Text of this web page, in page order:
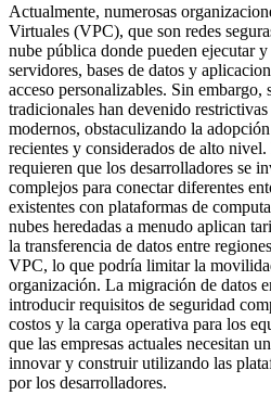
Actualmente, numerosas
Virtuales (VPC), que son redes
nube pública donde pueden ejecutar
servidores, bases de datos y
acceso personalizables. Sin embargo,
tradicionales han devenido
modernos, obstaculizando la
recientes y considerados de alto
requieren que los desarrolladores se
complejos para conectar diferentes
existentes con plataformas de
nubes heredadas a menudo aplican
la transferencia de datos entre
VPC, lo que podría limitar la
organización. La migración de datos
introducir requisitos de seguridad
costos y la carga operativa para los
que las empresas actuales necesitan
innovar y construir utilizando las
por los desarrolladores.